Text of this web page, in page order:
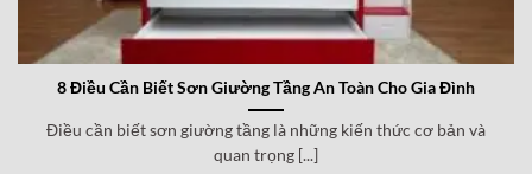
8 Điều Cần Biết Sơn Giường Tầng An Toàn Cho Gia Đình
Điều cần biết sơn giường tầng là những kiến thức cơ bản và
quan trọng [...]